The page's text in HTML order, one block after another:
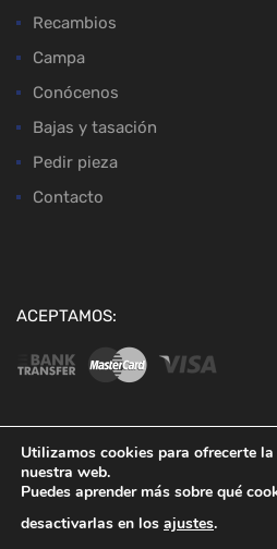
Recambios
Campa
Conócenos
Bajas y tasación
Pedir pieza
Contacto
ACEPTAMOS:
Utilizamos cookies para ofrecerte
nuestra web.
Puedes aprender más sobre qué
desactivarlas en los ajustes.